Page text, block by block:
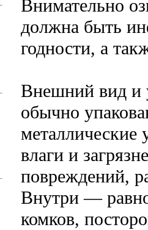
Внимательно
должна быть
годности, а
Внешний вид и
обычно
металлические
влаги и
повреждений,
Внутри —
комков,